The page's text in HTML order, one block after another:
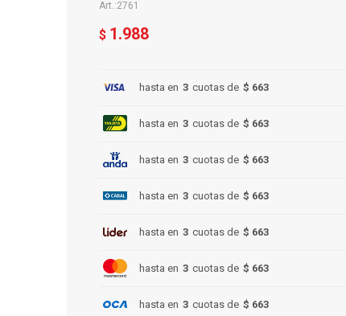
2761
$ 1.988
hasta en 3 cuotas de $ 663
hasta en 3 cuotas de $ 663
hasta en 3 cuotas de $ 663
hasta en 3 cuotas de $ 663
hasta en 3 cuotas de $ 663
hasta en 3 cuotas de $ 663
hasta en 3 cuotas de $ 663